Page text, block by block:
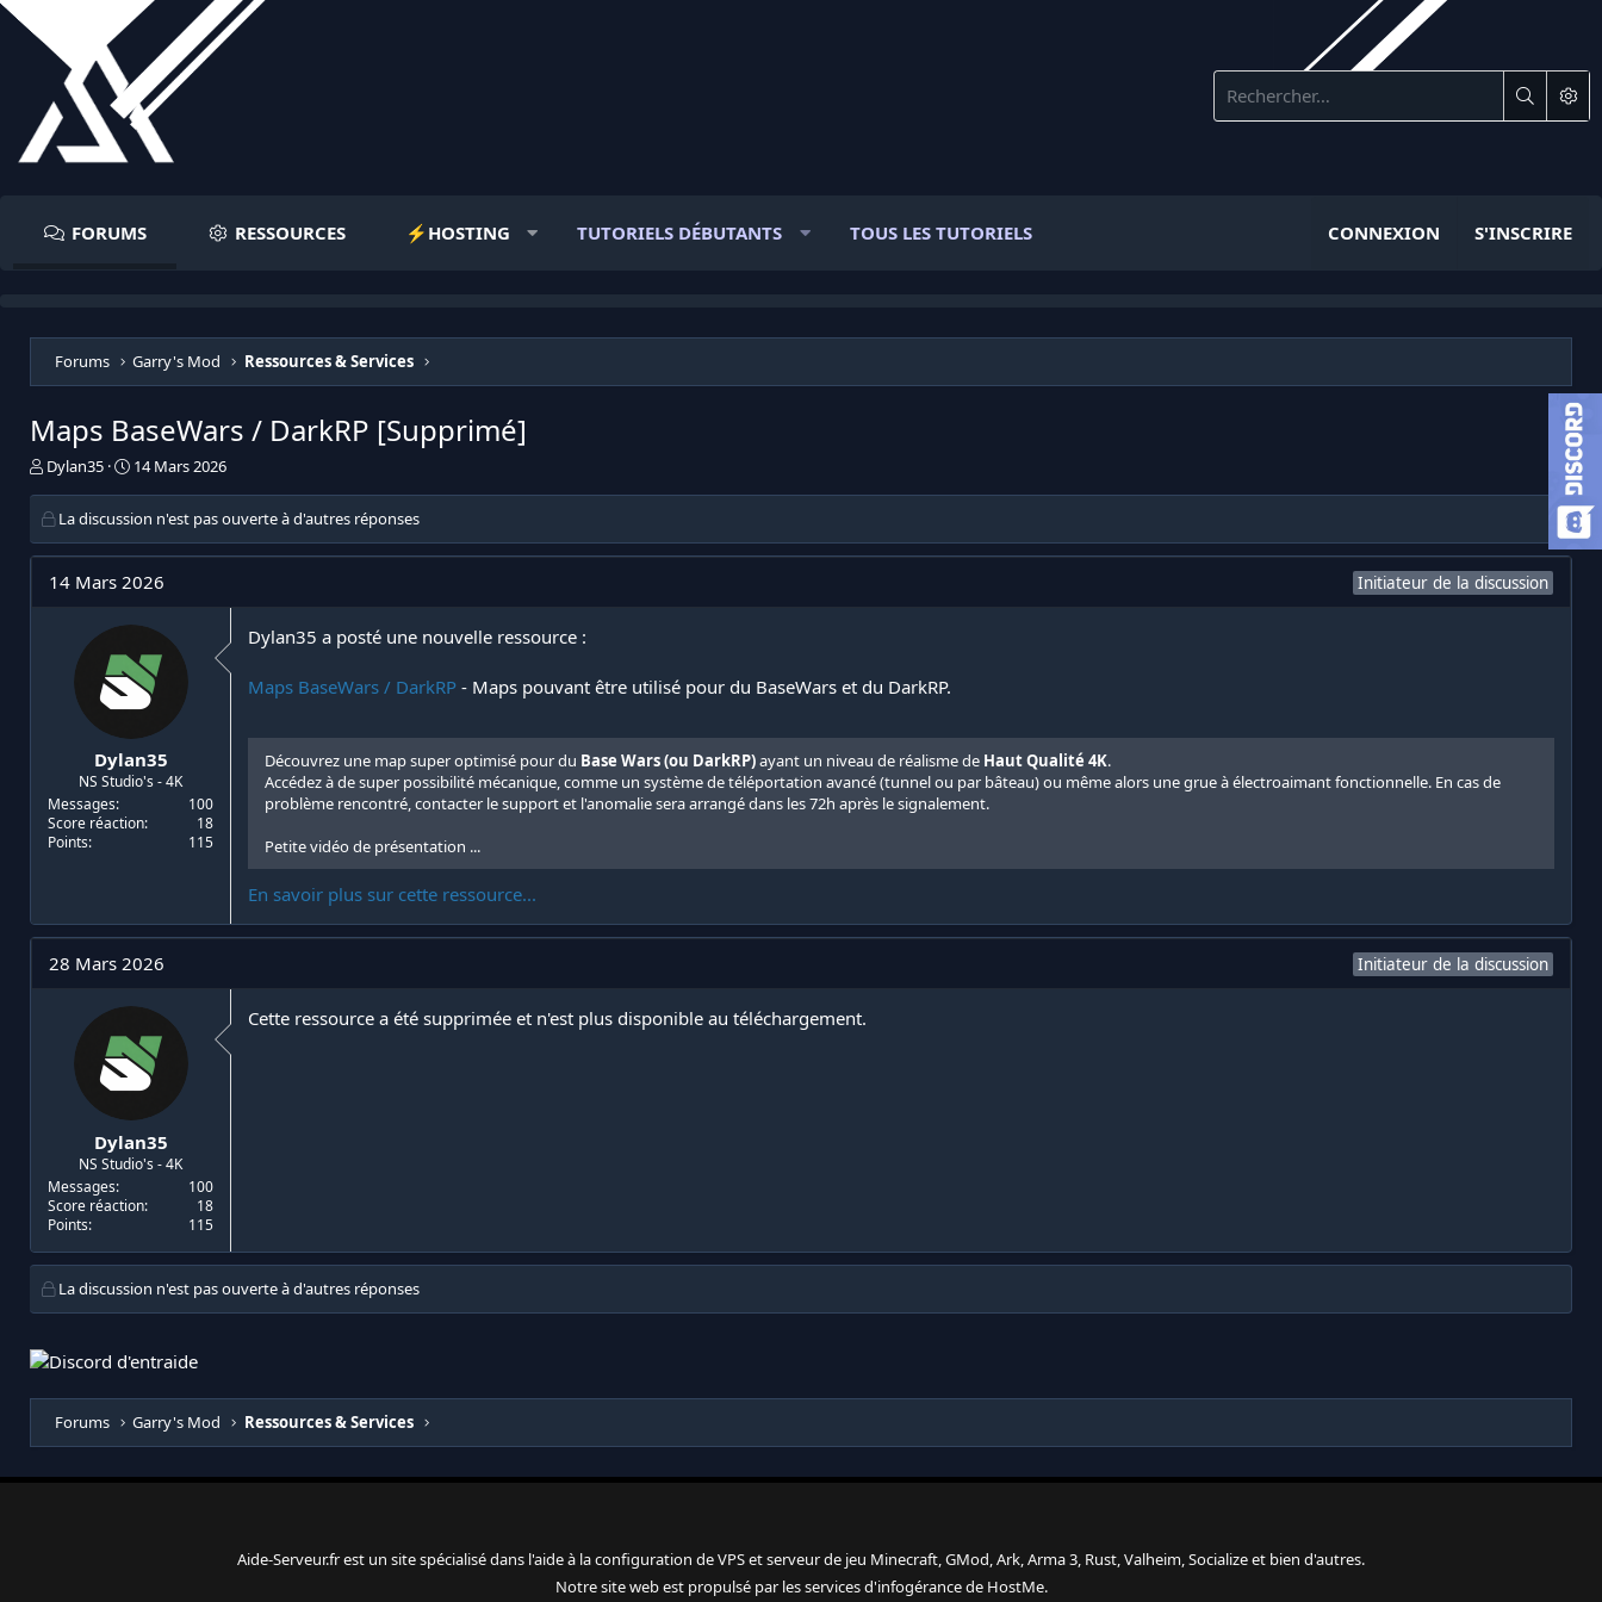
FORUMS RESSOURCES ⚡️HOSTING TUTORIELS DÉBUTANTS TOUS LES TUTORIELS CONNEXION S'INSCRIRE
Forums Garry's Mod Ressources & Services
Maps BaseWars / DarkRP [Supprimé]
I
i
t
i
a
s
c
u
o
n
Dylan35
D
t
e
d
e
d
u
t
14 Mars 2026
La discussion n'est pas ouverte à d'autres réponses
14 Mars 2026 Initiateur de la discussion
Dylan35
NS Studio's - 4K
Messages
100
Score réaction
18
Points
115
Dylan35 a posté une nouvelle ressource :
Maps BaseWars / DarkRP - Maps pouvant être utilisé pour du BaseWars et du DarkRP.
Découvrez une map super optimisé pour du Base Wars (ou DarkRP)ayant un niveau de réalisme de Haut Qualité 4K.
Accédez à de super possibilité mécanique, comme un système de téléportation avancé (tunnel ou par bâteau) ou même alors une grue à électroaimant fonctionnelle. En cas de
problème rencontré, contacter le support et l'anomalie sera arrangé dans les 72h après le signalement.
Petite vidéo de présentation ...
En savoir plus sur cette ressource...
28 Mars 2026 Initiateur de la discussion
Dylan35
NS Studio's - 4K
Messages
100
Score réaction
18
Points
115
Cette ressource a été supprimée et n'est plus disponible au téléchargement.
La discussion n'est pas ouverte à d'autres réponses
Forums Garry's Mod Ressources & Services
Aide-Serveur.fr est un site spécialisé dans l'aide à la configuration de VPS et serveur de jeu Minecraft, GMod, Ark, Arma 3, Rust, Valheim, Socialize et bien d'autres.
Notre site web est propulsé par les services d'infogérancede HostMe.